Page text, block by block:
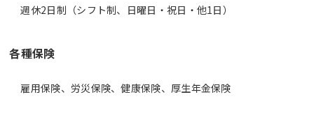
週休2日制（シフト制、日曜日・祝日・他1日）
各種保険
雇用保険、労災保険、健康保険、厚生年金保険